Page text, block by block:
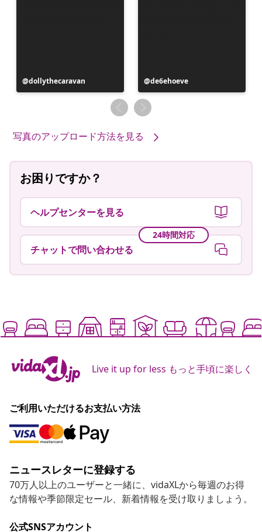
投
稿
dollythecaravan
投
稿
者
de6ehoeve
写真のアップロード方法を見る
お困りですか？
ヘルプセンターを見る
24時間対応
チャットで問い合わせる
Live it up for less もっと手頃に楽しく
ご利用いただけるお支払い方法
ニュースレターに登録する
70万人以上のユーザーと一緒に、vidaXLから毎週のお得
な情報や季節限定セール、新着情報を受け取りましょう。
公式SNSアカウント